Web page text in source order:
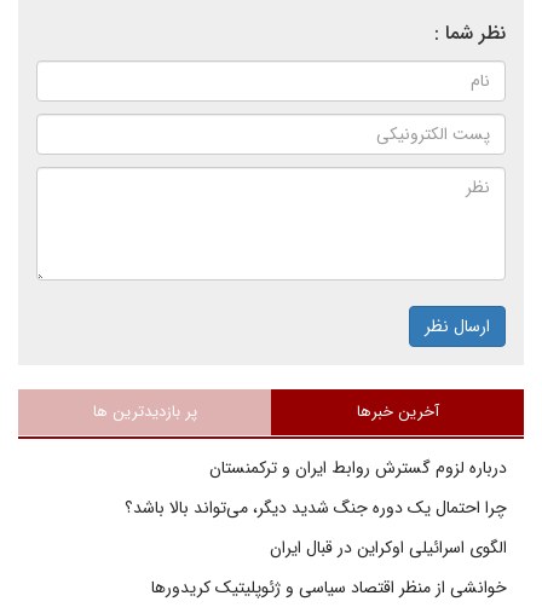
نظر شما :
ارسال نظر
آخرین خبرها پر بازدیدترین ها
درباره لزوم گسترش روابط ایران و ترکمنستان
چرا احتمال یک دوره جنگ شدید دیگر، می‌تواند بالا باشد؟
الگوی اسرائیلی اوکراین در قبال ایران
خوانشی از منظر اقتصاد سیاسی و ژئوپلیتیک کریدورها